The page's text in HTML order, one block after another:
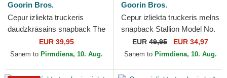
Goorin Bros.
Cepur izliekta truckeris
daudzkrāsains snapback The
Boyz Sport The Farm no
Goorin Bros.
EUR 39,95
Saņem to Pirmdiena, 10. Aug.
Goorin Bros.
Cepur izliekta truckeris melns
snapback Stallion Model No.
5741110N Rodeo The Farm
no Goorin Bros.
EUR 49,95 EUR 34,97
Saņem to Pirmdiena, 10. Aug.